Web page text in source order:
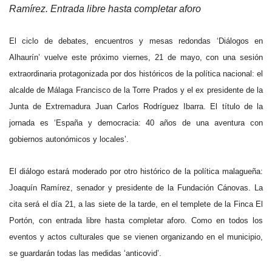
Ramírez. Entrada libre hasta completar aforo
El ciclo de debates, encuentros y mesas redondas ‘Diálogos en
Alhaurín’ vuelve este próximo viernes, 21 de mayo, con una sesión
extraordinaria protagonizada por dos históricos de la política nacional: el
alcalde de Málaga Francisco de la Torre Prados y el ex presidente de la
Junta de Extremadura Juan Carlos Rodríguez Ibarra. El título de la
jornada es ‘España y democracia: 40 años de una aventura con
gobiernos autonómicos y locales’.
El diálogo estará moderado por otro histórico de la política malagueña:
Joaquín Ramírez, senador y presidente de la Fundación Cánovas. La
cita será el día 21, a las siete de la tarde, en el templete de la Finca El
Portón, con entrada libre hasta completar aforo. Como en todos los
eventos y actos culturales que se vienen organizando en el municipio,
se guardarán todas las medidas ‘anticovid’.